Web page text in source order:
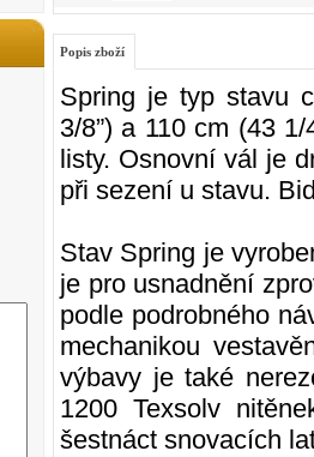
Popis zboží
Spring je typ stavu
3/8”) a 110 cm (43
listy. Osnovní vál je
při sezení u stavu.
Stav Spring je
je pro usnadnění
podle podrobného
mechanikou
výbavy je také
1200 Texsolv
šestnáct snovacích